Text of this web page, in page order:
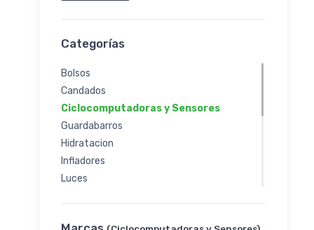
Categorías
Bolsos
Candados
Ciclocomputadoras y Sensores
Guardabarros
Hidratacion
Infladores
Luces